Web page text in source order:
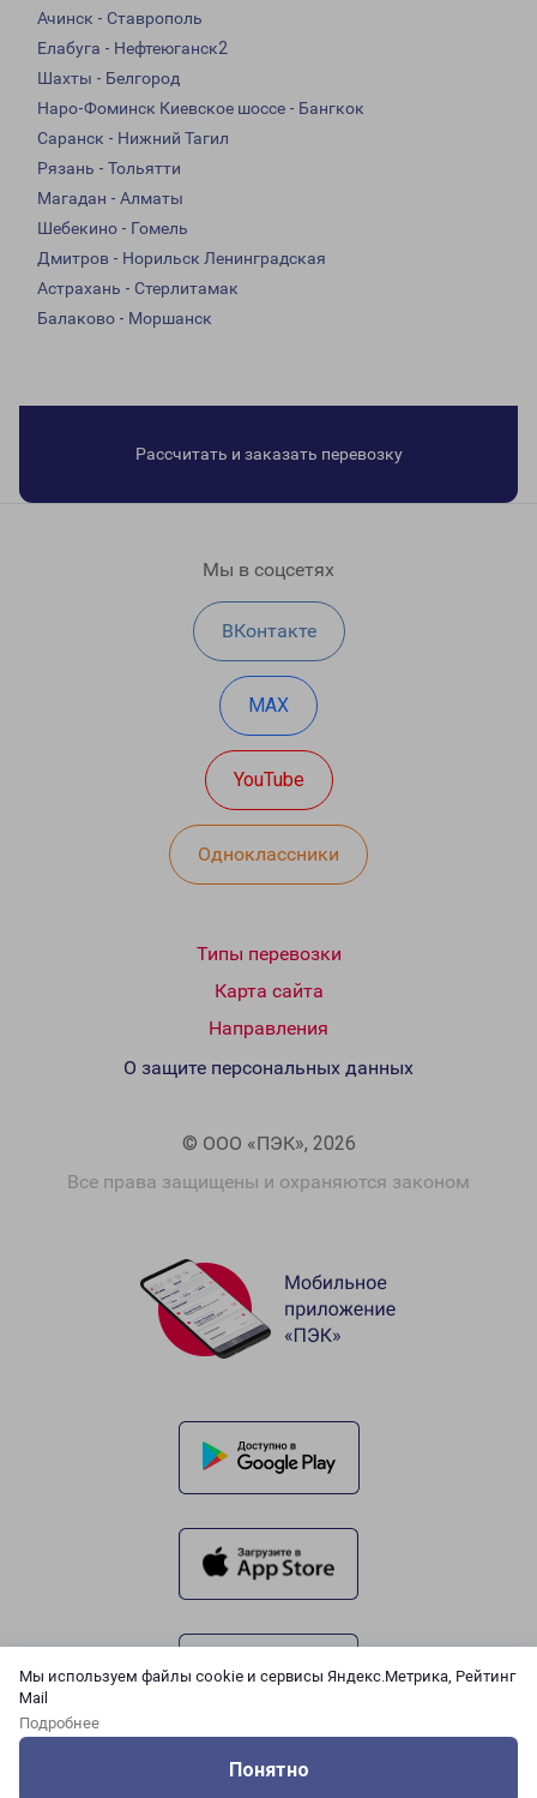
Мы используем файлы cookie и сервисы Яндекс.Метрика, Рейтинг
Mail
Подробнее
Понятно
Ачинск - Ставрополь
Елабуга - Нефтеюганск2
Шахты - Белгород
Наро-Фоминск Киевское шоссе - Бангкок
Саранск - Нижний Тагил
Рязань - Тольятти
Магадан - Алматы
Шебекино - Гомель
Дмитров - Норильск Ленинградская
Астрахань - Стерлитамак
Балаково - Моршанск
Рассчитать и заказать перевозку
Мы в соцсетях
ВКонтакте
MAX
YouTube
Одноклассники
Типы перевозки
Карта сайта
Направления
© ООО «ПЭК», 2026
Все права защищены и охраняются законом
О защите персональных данных